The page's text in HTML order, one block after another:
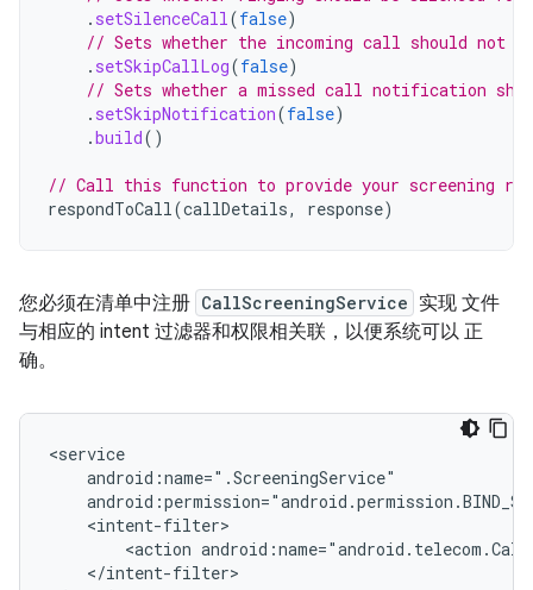
. setSilenceCall(false)
// Sets whether the incoming call should not
. setSkipCallLog(false)
// Sets whether a missed call notification
. setSkipNotification(false)
.build()
// Call this function to provide your screening
respondToCall(callDetails, response)
您必须在清单中注册 CallScreeningService 实现 文件
与相应的 intent 过滤器和权限相关联，以便系统可以 正
确。
<action
</intent-filter>